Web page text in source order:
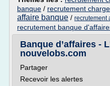
banque / recrutement
affaire banque / recrutement
recrutement banque
Banque d’affaires -
nouvelobs.com
Partager
Recevoir les alertes